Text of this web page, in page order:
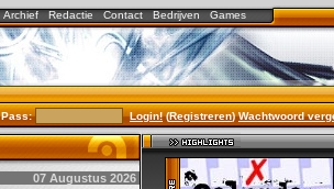
Archief Redactie Contact Bedrijven Games
Pass: Login!(Registreren)Wachtwoord
07 Augustus 2026